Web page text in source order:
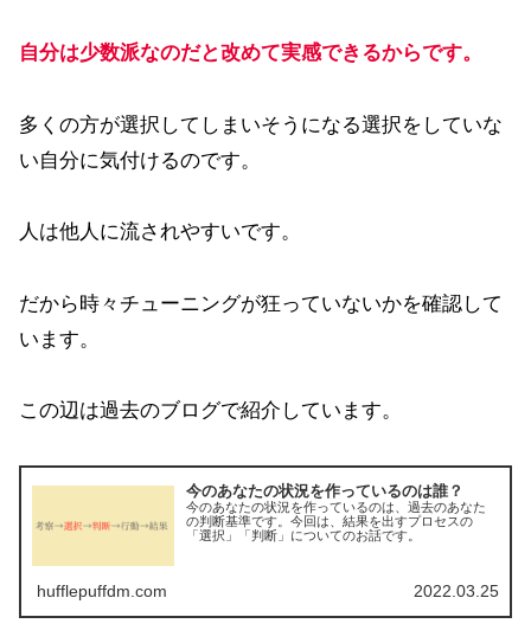
自分は少数派なのだと改めて実感できるからです。
多くの方が選択してしまいそうになる選択をしていな
い自分に気付けるのです。
人は他人に流されやすいです。
だから時々チューニングが狂っていないかを確認して
います。
この辺は過去のブログで紹介しています。
今のあなたの状況を作っているのは誰？
今のあなたの状況を作っているのは、過去のあなた
の判断基準です。今回は、結果を出すプロセスの
「選択」「判断」についてのお話です。
hufflepuffdm.com 2022.03.25